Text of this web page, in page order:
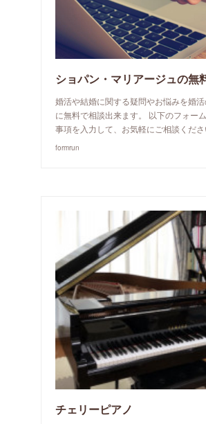
婚活や結婚に関する疑問やお悩みを婚活
に無料で相談出来ます。 以下のフォー
事項を入力して、お気軽にご相談くださ
formrun
チェリーピアノ